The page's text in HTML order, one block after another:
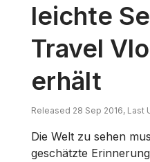
leichte
Travel
erhält
Released 28 Sep 2016, Last
Die Welt zu sehen
geschätzte